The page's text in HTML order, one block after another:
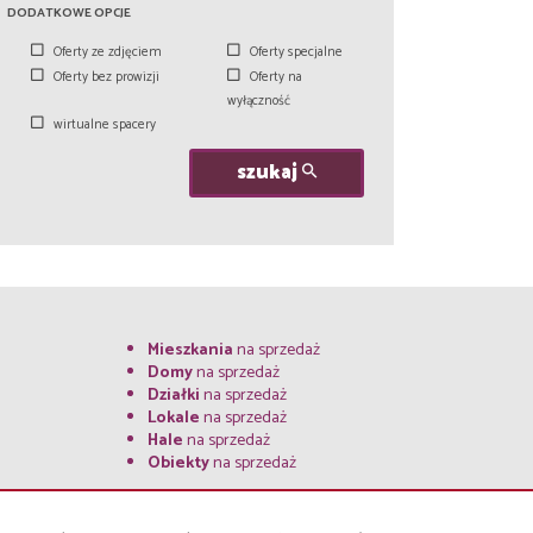
DODATKOWE OPCJE
Oferty ze zdjęciem
Oferty specjalne
Oferty bez prowizji
Oferty na
wyłączność
wirtualne spacery
szukaj
Mieszkaniana sprzedaż
Domyna sprzedaż
Działkina sprzedaż
Lokalena sprzedaż
Halena sprzedaż
Obiektyna sprzedaż